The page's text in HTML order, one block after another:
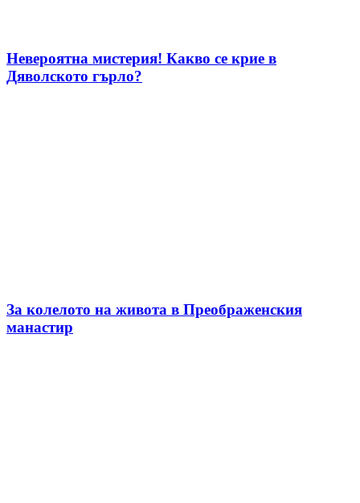
Невероятна мистерия! Какво се крие в
Дяволското гърло?
За колелото на живота в Преображенския
манастир